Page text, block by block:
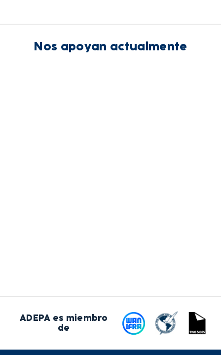
Nos apoyan actualmente
ADEPA es miembro
de